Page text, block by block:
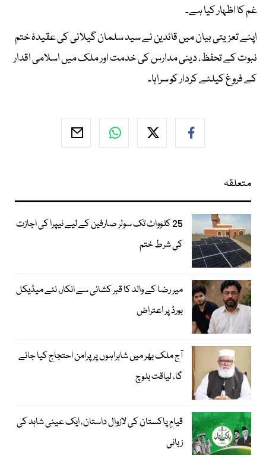
غم کا اظہار کیا ہے۔
اپنے تعزیتی بیان میں قائدین نے سید سلمان گیلانی کی عقیدۂ ختم
نبوت کے تحفظ، دینی مدارس کی خدمت اور ملک میں اسلامی اقدار
کے فروغ کیلئے کردار کو سراہا۔
متعلقہ
25 کلوواٹ تک سولر صارفین کے لیے نیپرا کی اجازت
کی شرط ختم
میر رضا کے والد کا قبر کشائی سے انکار، نئے میڈیکل
بورڈ پر اعتراض
آج ملک بھر میں شاہراہوں پر پرامن احتجاج کیا جائے
گا، لیاقت بلوچ
قیامِ پاکستان کی لازوال داستان، ایک عینی شاہد کی
زبانی